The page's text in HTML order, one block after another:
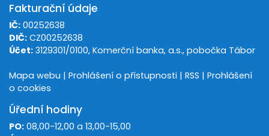
Fakturační údaje
IČ: 00252638
DIČ: CZ00252638
Účet: 3129301/0100, Komerční banka, a.s., pobočka Tábor
Mapa webu | Prohlášení o přístupnosti | RSS | Prohlášení
o cookies
Úřední hodiny
PO: 08,00-12,00 a 13,00-15,00